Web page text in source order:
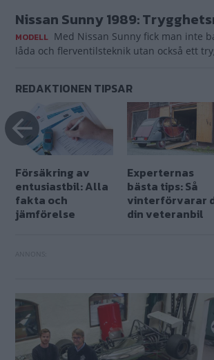
Nissan Sunny 1989:
MODELL Med Nissan Sunny fick man inte
låda och flerventilsteknik utan också ett
REDAKTIONEN TIPSAR
Försäkring av
entusiastbil: Alla
fakta och
jämförelse
Experternas
bästa tips: Så
vinterförvarar
din veteranbil